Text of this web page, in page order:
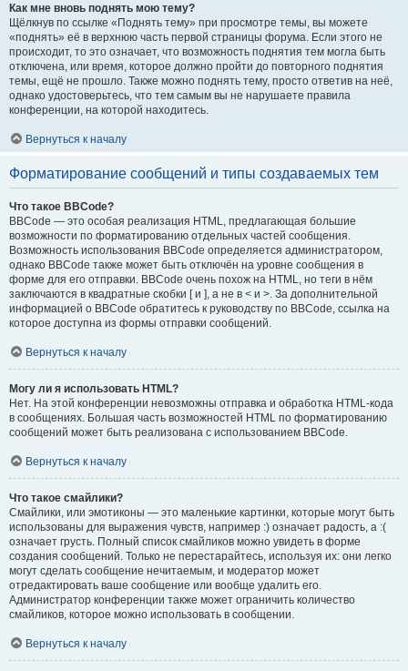
Как мне вновь поднять мою тему?
Щёлкнув по ссылке «Поднять тему» при просмотре темы, вы можете
«поднять» её в верхнюю часть первой страницы форума. Если этого не
происходит, то это означает, что возможность поднятия тем могла быть
отключена, или время, которое должно пройти до повторного поднятия
темы, ещё не прошло. Также можно поднять тему, просто ответив на неё,
однако удостоверьтесь, что тем самым вы не нарушаете правила
конференции, на которой находитесь.
Вернуться к началу
Форматирование сообщений и типы создаваемых тем
Что такое BBCode?
BBCode — это особая реализация HTML, предлагающая большие
возможности по форматированию отдельных частей сообщения.
Возможность использования BBCode определяется администратором,
однако BBCode также может быть отключён на уровне сообщения в
форме для его отправки. BBCode очень похож на HTML, но теги в нём
заключаются в квадратные скобки [ и ], а не в < и >. За дополнительной
информацией о BBCode обратитесь к руководству по BBCode, ссылка на
которое доступна из формы отправки сообщений.
Вернуться к началу
Могу ли я использовать HTML?
Нет. На этой конференции невозможны отправка и обработка HTML-кода
в сообщениях. Большая часть возможностей HTML по форматированию
сообщений может быть реализована с использованием BBCode.
Вернуться к началу
Что такое смайлики?
Смайлики, или эмотиконы — это маленькие картинки, которые могут быть
использованы для выражения чувств, например :) означает радость, а :(
означает грусть. Полный список смайликов можно увидеть в форме
создания сообщений. Только не перестарайтесь, используя их: они легко
могут сделать сообщение нечитаемым, и модератор может
отредактировать ваше сообщение или вообще удалить его.
Администратор конференции также может ограничить количество
смайликов, которое можно использовать в сообщении.
Вернуться к началу